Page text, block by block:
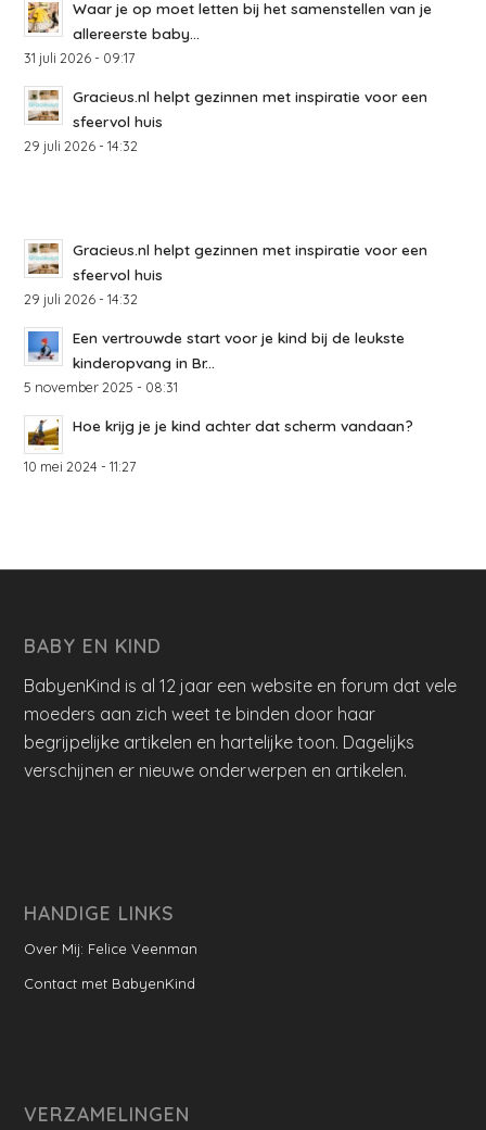
Waar je op moet letten bij het samenstellen van je
allereerste baby...
31 juli 2026 - 09:17
Gracieus.nl helpt gezinnen met inspiratie voor een
sfeervol huis
29 juli 2026 - 14:32
Gracieus.nl helpt gezinnen met inspiratie voor een
sfeervol huis
29 juli 2026 - 14:32
Een vertrouwde start voor je kind bij de leukste
kinderopvang in Br...
5 november 2025 - 08:31
Hoe krijg je je kind achter dat scherm vandaan?
10 mei 2024 - 11:27
BABY EN KIND
BabyenKind is al 12 jaar een website en forum dat vele
moeders aan zich weet te binden door haar
begrijpelijke artikelen en hartelijke toon. Dagelijks
verschijnen er nieuwe onderwerpen en artikelen.
HANDIGE LINKS
Over Mij: Felice Veenman
Contact met BabyenKind
VERZAMELINGEN